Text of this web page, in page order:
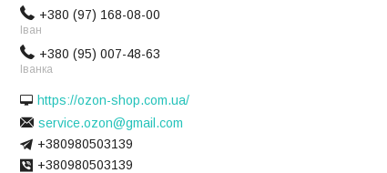
+380 (97) 168-08-00
Іван
+380 (95) 007-48-63
Іванка
https://ozon-shop.com.ua/
service.ozon@gmail.com
+380980503139
+380980503139